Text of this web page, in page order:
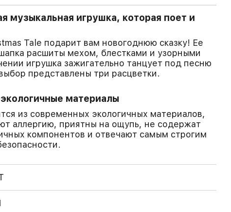
музыкальная игрушка, которая поет и
Tale подарит вам новогоднюю сказку! Ее
расшиты мехом, блестками и узорными
игрушка зажигательно танцует под песню
представлены три расцветки.
материалы
из современных экологичных материалов,
аллергию, приятны на ощупь, не содержат
компонентов и отвечают самым строгим